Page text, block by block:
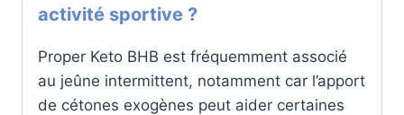
activité sportive ?
Proper Keto BHB est fréquemment associé
au jeûne intermittent, notamment car l’apport
de cétones exogènes peut aider certaines